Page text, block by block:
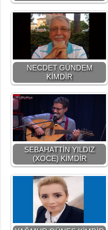
NECDET GÜNDEM
KİMDİR
SEBAHATTİN YILDIZ
(XOCE) KİMDİR